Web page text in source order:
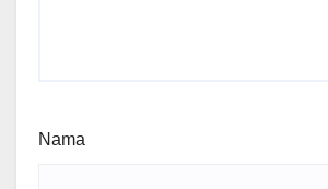
Nama